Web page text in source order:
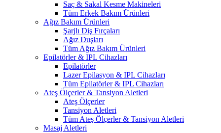
Saç & Sakal Kesme Makineleri
Tüm Erkek Bakım Ürünleri
Ağız Bakım Ürünleri
Şarjlı Diş Fırçaları
Ağız Duşları
Tüm Ağız Bakım Ürünleri
Epilatörler & IPL Cihazları
Epilatörler
Lazer Epilasyon & IPL Cihazları
Tüm Epilatörler & IPL Cihazları
Ateş Ölçerler & Tansiyon Aletleri
Ateş Ölçerler
Tansiyon Aletleri
Tüm Ateş Ölçerler & Tansiyon Aletleri
Masaj Aletleri